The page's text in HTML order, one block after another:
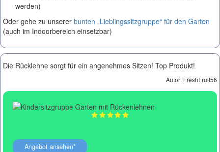
werden)
Oder gehe zu unserer bunten „Lieblingssitzgruppe“ für den Garten
(auch im Indoorbereich einsetzbar)
Die Rücklehne sorgt für ein angenehmes Sitzen! Top Produkt!
Autor: FreshFruit56
Angebot ansehen*